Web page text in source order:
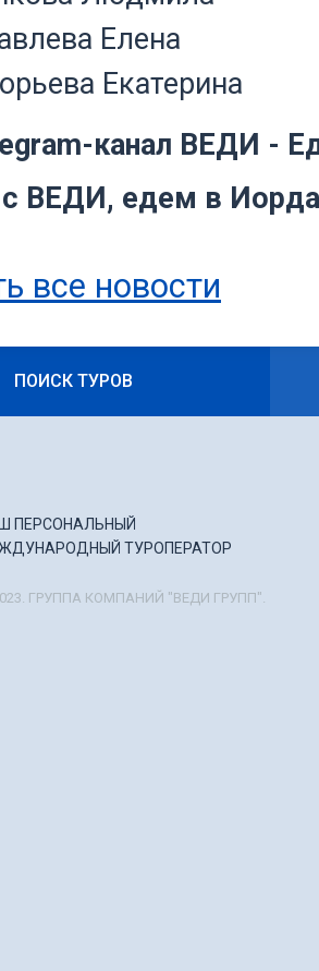
Елена
Екатерина
канал ВЕДИ -
ВЕДИ, едем в
все новости
ПОИСК ТУРОВ
ПЕРСОНАЛЬНЫЙ
ТУРОПЕРАТОР
ГРУППА КОМПАНИЙ "ВЕДИ ГРУПП".